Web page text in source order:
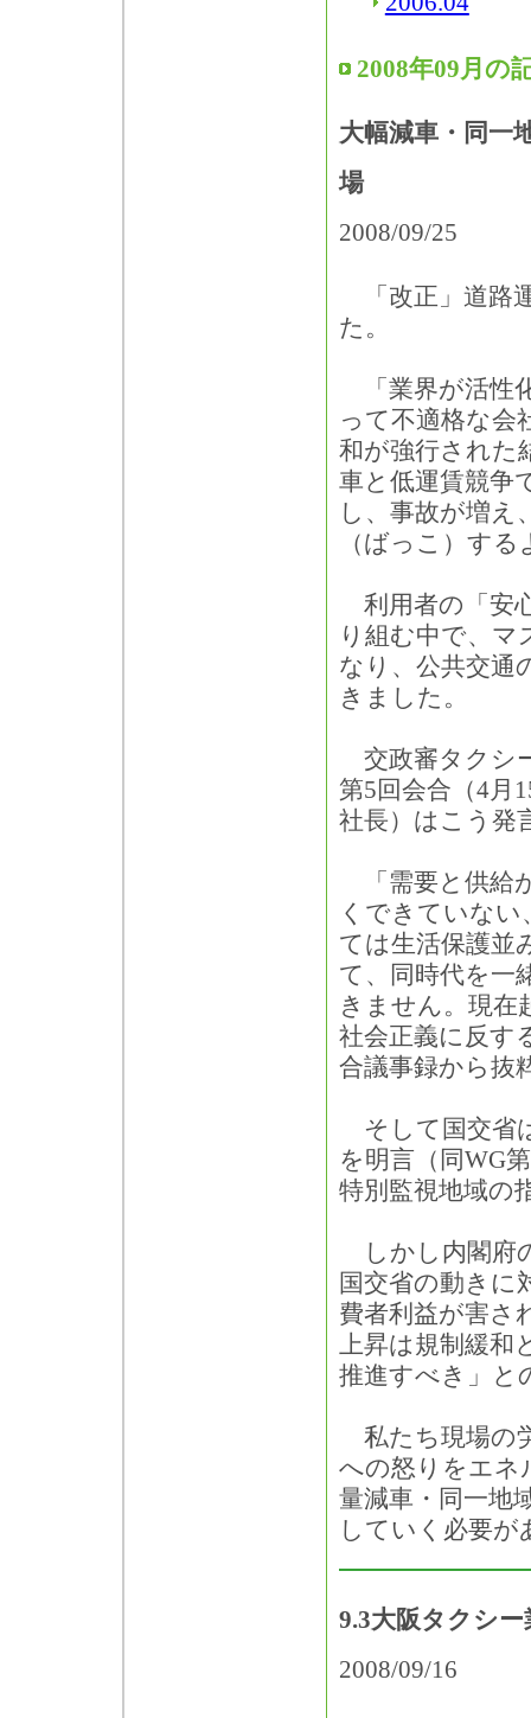
2008年09月の
大幅減車・同一
場
2008/09/25
「改正」道路
た。
「業界が活性
って不適格な会
和が強行された
車と低運賃競争
し、事故が増え
（ばっこ）す
利用者の「安
り組む中で、
なり、公共交通
きました。
交政審タクシ
第5回会合（4月
社長）はこう発
「需要と供給
くできていな
ては生活保護並
て、同時代を一
きません。現在
社会正義に反す
合議事録から抜
そして国交省
を明言（同WG
特別監視地域の
しかし内閣府
国交省の動きに
費者利益が害さ
上昇は規制緩和
推進すべき」と
私たち現場の
への怒りをエネ
量減車・同一地
していく必要が
9.3大阪タクシ
2008/09/16